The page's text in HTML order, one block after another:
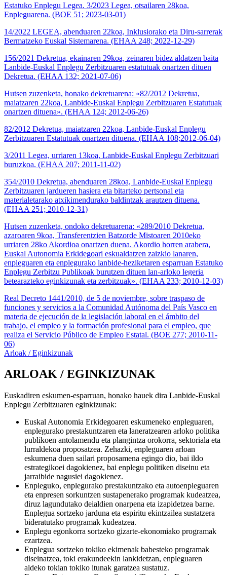
Estatuko Enplegu Legea. 3/2023 Legea, otsailaren 28koa,
Enpleguarena. (BOE 51; 2023-03-01)
14/2022 LEGEA, abenduaren 22koa, Inklusiorako eta Diru-sarrerak
Bermatzeko Euskal Sistemarena. (EHAA 248; 2022-12-29)
156/2021 Dekretua, ekainaren 29koa, zeinaren bidez aldatzen baita
Lanbide-Euskal Enplegu Zerbitzuaren estatutuak onartzen dituen
Dekretua. (EHAA 132; 2021-07-06)
Hutsen zuzenketa, honako dekretuarena: «82/2012 Dekretua,
maiatzaren 22koa, Lanbide-Euskal Enplegu Zerbitzuaren Estatutuak
onartzen dituena». (EHAA 124; 2012-06-26)
82/2012 Dekretua, maiatzaren 22koa, Lanbide-Euskal Enplegu
Zerbitzuaren Estatutuak onartzen dituena. (EHAA 108;2012-06-04)
3/2011 Legea, urriaren 13koa, Lanbide-Euskal Enplegu Zerbitzuari
buruzkoa. (EHAA 207; 2011-11-02)
354/2010 Dekretua, abenduaren 28koa, Lanbide-Euskal Enplegu
Zerbitzuaren jardueren hasiera eta bitarteko pertsonal eta
materialetarako atxikimendurako baldintzak arautzen dituena.
(EHAA 251; 2010-12-31)
Hutsen zuzenketa, ondoko dekretuarena: «289/2010 Dekretua,
azaroaren 9koa, Transferentzien Batzorde Mistoaren 2010eko
urriaren 28ko Akordioa onartzen duena. Akordio horren arabera,
Euskal Autonomia Erkidegoari eskualdatzen zaizkio lanaren,
enpleguaren eta enplegurako lanbide-heziketaren esparruan Estatuko
Enplegu Zerbitzu Publikoak burutzen dituen lan-arloko legeria
betearazteko eginkizunak eta zerbitzuak». (EHAA 233; 2010-12-03)
Real Decreto 1441/2010, de 5 de noviembre, sobre traspaso de
funciones y servicios a la Comunidad Autónoma del País Vasco en
materia de ejecución de la legislación laboral en el ámbito del
trabajo, el empleo y la formación profesional para el empleo, que
realiza el Servicio Público de Empleo Estatal. (BOE 277; 2010-11-
06)
Arloak / Eginkizunak
ARLOAK / EGINKIZUNAK
Euskadiren eskumen-esparruan, honako hauek dira Lanbide-Euskal
Enplegu Zerbitzuaren eginkizunak:
Euskal Autonomia Erkidegoaren eskumeneko enpleguaren,
enplegurako prestakuntzaren eta laneratzearen arloko politika
publikoen antolamendu eta plangintza orokorra, sektoriala eta
lurraldekoa proposatzea. Zehazki, enpleguaren arloan
eskumena duen sailari proposamena egingo dio, bai ildo
estrategikoei dagokienez, bai enplegu politiken diseinu eta
jarraibide nagusiei dagokienez.
Enpleguko, enplegurako prestakuntzako eta autoenpleguaren
eta enpresen sorkuntzen sustapenerako programak kudeatzea,
diruz lagundutako deialdien onarpena eta izapidetzea barne.
Enplegua sortzeko jarduna eta espiritu ekintzailea sustatzera
bideratutako programak kudeatzea.
Enplegu egonkorra sortzeko gizarte-ekonomiako programak
ezartzea.
Enplegua sortzeko tokiko ekimenak babesteko programak
diseinatzea, toki erakundeekin lankidetzan, enpleguaren
aldeko tokian tokiko itunak garatzea sustatuz.